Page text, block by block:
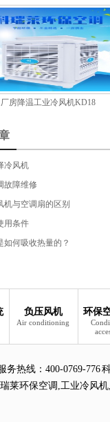
厂房降温工业冷风机KD18
冷风机
故障维修
机与空调扇的区别
用条件
如何吸收热量的？
负压风机
Air conditioning
环保
务热线： 400-0769-776
莱环保空调,工业冷风机